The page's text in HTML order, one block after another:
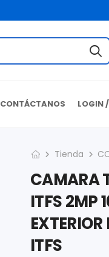
CONTÁCTANOS LOGIN
Tienda
CAMARA
ITFS 2MP
ITFS